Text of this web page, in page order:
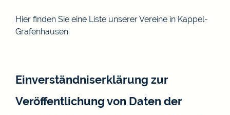
Hier finden Sie eine Liste unserer Vereine in Kappel-
Grafenhausen.
Einverständniserklärung zur
Veröffentlichung von Daten der